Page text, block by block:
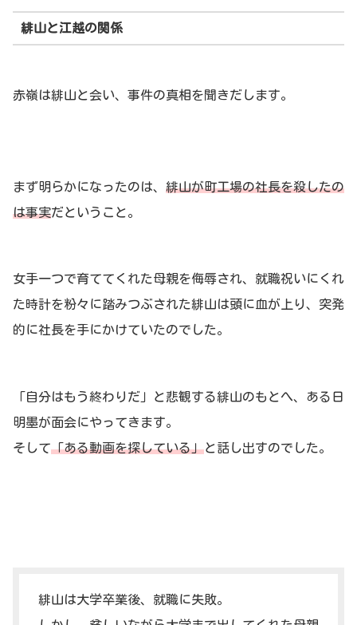
緋山と江越の関係
赤嶺は緋山と会い、事件の真相を聞きだします。
まず明らかになったのは、 緋山が町工場の社長を殺したの
は事実だということ。
女手一つで育ててくれた母親を侮辱され、就職祝いにくれ
た時計を粉々に踏みつぶされた緋山は頭に血が上り、突発
的に社長を手にかけていたのでした。
「自分はもう終わりだ」と悲観する緋山のもとへ、ある日
明墨が面会にやってきます。
そして「ある動画を探している」と話し出すのでした。
緋山は大学卒業後、就職に失敗。